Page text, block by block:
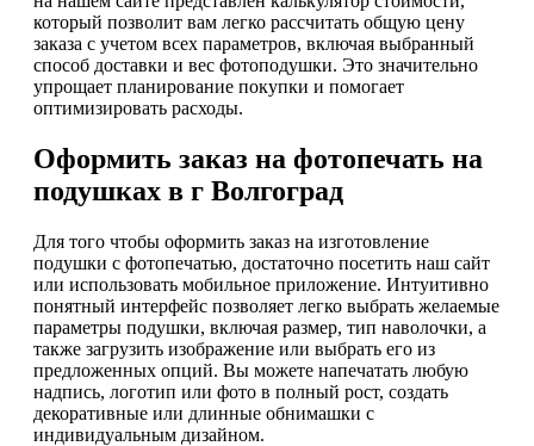
который позволит вам легко рассчитать общую цену
заказа с учетом всех параметров, включая выбранный
способ доставки и вес фотоподушки. Это значительно
упрощает планирование покупки и помогает
оптимизировать расходы.
Оформить заказ на фотопечать на
подушках в г Волгоград
Для того чтобы оформить заказ на изготовление
подушки с фотопечатью, достаточно посетить наш сайт
или использовать мобильное приложение. Интуитивно
понятный интерфейс позволяет легко выбрать желаемые
параметры подушки, включая размер, тип наволочки, а
также загрузить изображение или выбрать его из
предложенных опций. Вы можете напечатать любую
надпись, логотип или фото в полный рост, создать
декоративные или длинные обнимашки с
индивидуальным дизайном.